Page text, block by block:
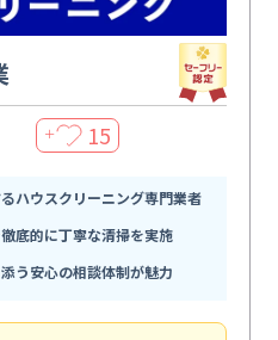
＋ 15
ハウスクリーニング専門業者
底的に丁寧な清掃を実施
う安心の相談体制が魅力